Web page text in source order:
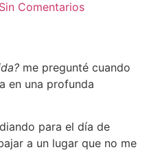
Sin Comentarios
me pregunté cuando
en una profunda
para el día de
a un lugar que no me